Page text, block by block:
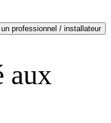
professionnel / installateur
aux